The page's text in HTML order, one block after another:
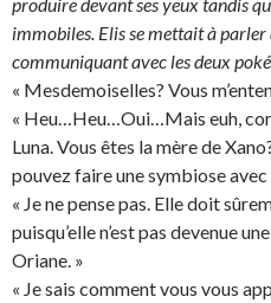
immobiles. Elis se mettait à parler
communiquant avec les deux
« Mesdemoiselles? Vous
« Heu…Heu…Oui…Mais euh,
Luna. Vous êtes la mère de
pouvez faire une symbiose avec
« Je ne pense pas. Elle doit
puisqu’elle n’est pas devenue
Oriane. »
« Je sais comment vous vous